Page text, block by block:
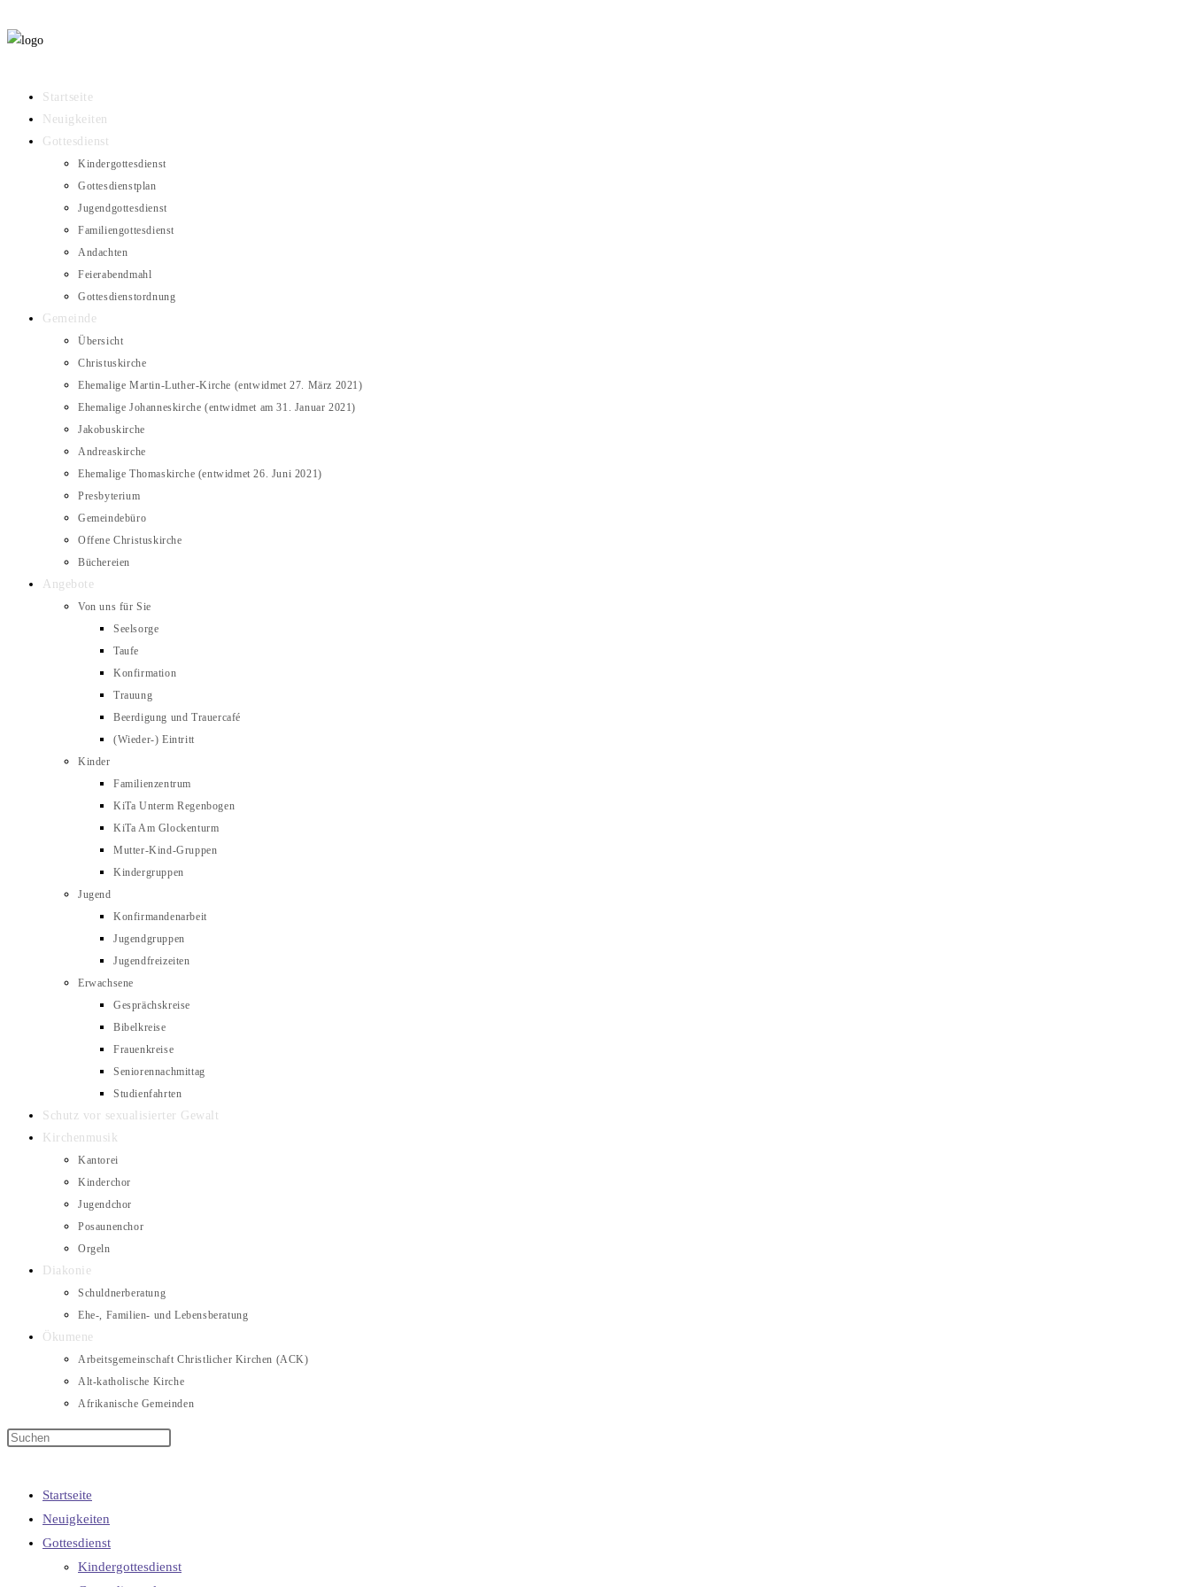
Startseite
Neuigkeiten
Gottesdienst
Kindergottesdienst
Gottesdienstplan
Jugendgottesdienst
Familiengottesdienst
Andachten
Feierabendmahl
Gottesdienstordnung
Gemeinde
Übersicht
Christuskirche
Ehemalige Martin-Luther-Kirche (entwidmet 27. März 2021)
Ehemalige Johanneskirche (entwidmet am 31. Januar 2021)
Jakobuskirche
Andreaskirche
Ehemalige Thomaskirche (entwidmet 26. Juni 2021)
Presbyterium
Gemeindebüro
Offene Christuskirche
Büchereien
Angebote
Von uns für Sie
Seelsorge
Taufe
Konfirmation
Trauung
Beerdigung und Trauercafé
(Wieder-) Eintritt
Kinder
Familienzentrum
KiTa Unterm Regenbogen
KiTa Am Glockenturm
Mutter-Kind-Gruppen
Kindergruppen
Jugend
Konfirmandenarbeit
Jugendgruppen
Jugendfreizeiten
Erwachsene
Gesprächskreise
Bibelkreise
Frauenkreise
Seniorennachmittag
Studienfahrten
Schutz vor sexualisierter Gewalt
Kirchenmusik
Kantorei
Kinderchor
Jugendchor
Posaunenchor
Orgeln
Diakonie
Schuldnerberatung
Ehe-, Familien- und Lebensberatung
Ökumene
Arbeitsgemeinschaft Christlicher Kirchen (ACK)
Alt-katholische Kirche
Afrikanische Gemeinden
Startseite
Neuigkeiten
Gottesdienst
Kindergottesdienst